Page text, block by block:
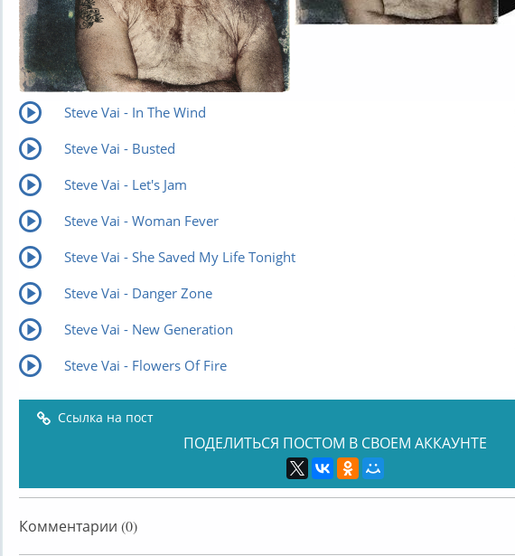
Steve Vai - In The Wind
Steve Vai - Busted
Steve Vai - Let's Jam
Steve Vai - Woman Fever
Steve Vai - She Saved My Life Tonight
Steve Vai - Danger Zone
Steve Vai - New Generation
Steve Vai - Flowers Of Fire
Ссылка на пост
ПОДЕЛИТЬСЯ ПОСТОМ В СВОЕМ АККАУНТЕ
Комментарии (0)